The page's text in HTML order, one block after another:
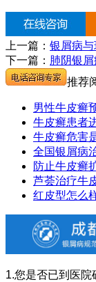
上一篇： 银屑病
下一篇： 肺阴银屑
推荐
男性牛皮癣
牛皮癣患者
牛皮癣危害
全国银屑病
防止牛皮癣
芦荟治疗牛
红皮型怎么
1.您是否已到医院